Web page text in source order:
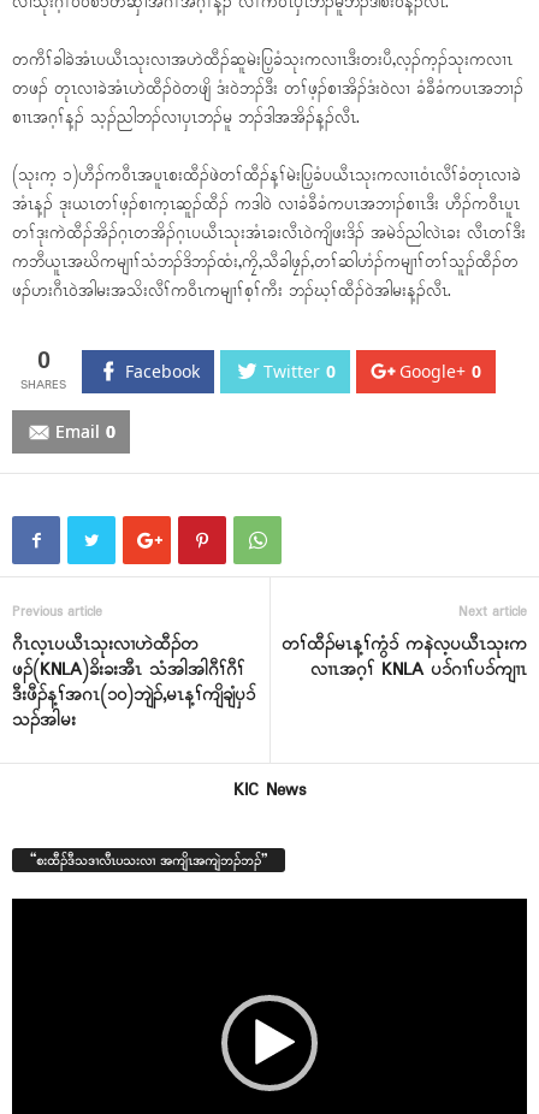
တကီၢ်ခါခဲအံၤပယီၤသုးလၢအဟဲထီၣ်ဆူမဲးပြ့ခံသုးကလၢၤဒီးတးပီ,လ့ၣ်က့ၣ်သုးကလၢၤ
တဖၣ် တုၤလၢခဲအံၤဟဲထီၣ်၀ဲတဖျိ ဒံး၀ဲဘၣ်ဒီး တၢ်ဖ့ၣ်စၢအိၣ်ဒံး၀ဲလၢ ခံခီခံကပၤအဘၢၣ်
စၢၤအဂ့ၢ်န့ၣ် သ့ၣ်ညါဘၣ်လၢပှၤဘၣ်မူ ဘၣ်ဒါအအိၣ်န့ၣ်လီၤ.
(သုးက့ ၁)ဟီၣ်က၀ီၤအပူၤစးထီၣ်ဖဲတၢ်ထီၣ်န့ၢ်မဲးပြ့ခံပယီၤသုးကလၢၤ၀ံၤလီၢ်ခံတုၤလၢခဲ
အံၤန့ၣ် ဒုးယၤတၢ်ဖ့ၣ်စၢက့ၤဆူၣ်ထီၣ် ကဒါ၀ဲ လၢခံခီခံကပၤအဘၢၣ်စၢၤဒီး ဟီၣ်က၀ီၤပူၤ
တၢ်ဒုးကဲထီၣ်အိၣ်ဂ့ၤတအိၣ်ဂ့ၤပယီၤသုးအံၤခးလီၤ၀ဲကျိဖးဒိၣ် အမဲၥ်ညါလဲၤခး လီၤတၢ်ဒီး
ကဘီယူၤအဃိကမျၢၢ်သံဘၣ်ဒိဘၣ်ထံး,ကၠိ,သီခါဖၠၣ်,တၢ်ဆါဟံၣ်ကမျၢၢ်တၢ်သူၣ်ထီၣ်တ
ဖၣ်ဟးဂီၤ၀ဲအါမးအသိးလီၢ်က၀ီၤကမျၢၢ်စ့ၢ်ကီး ဘၣ်ဃ့ၢ်ထီၣ်၀ဲအါမးန့ၣ်လီၤ.
0 Facebook Twitter 0 Google+ 0
Email 0
Previous article
ဂီၤလ့ၤပယီၤသုးလၢဟဲထီၣ်တ
ဖၣ်(KNLA)ခိးခးအီၤ သံအါအါဂီၢ်ဂီၢ်
ဒီးဖီၣ်န့ၢ်အဂၤ(၁၀)ဘျဲၣ်,မၤန့ၢ်ကျိချံပှၥ်
သၣ်အါမး
Next article
တၢ်ထီၣ်မၤန့ၢ်ကွံၥ် ကနဲလ့ပယီၤသုးက
လၢၤအဂ့ၢ် KNLA ပၥ်ဂၢၢ်ပၥ်ကျၢၤ
KIC News
“စးထီၣ်ဒီသဒၢလီၤပသးလၢ အကျိၤအကျဲဘၣ်ဘၣ်”